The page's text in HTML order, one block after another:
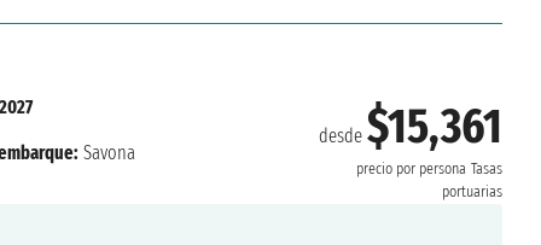
desde $15,361
precio por persona Tasas
portuarias
Savona